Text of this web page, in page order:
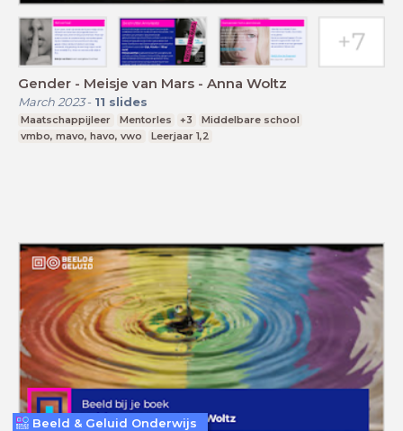
Gender - Meisje van Mars - Anna Woltz
March 2023- 11 slides
Maatschappijleer Mentorles +3
Middelbare school
vmbo, mavo, havo, vwo
Leerjaar 1,2
Beeld & Geluid Onderwijs